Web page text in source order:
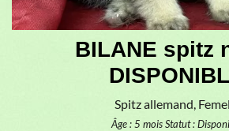
BILANE spitz
Spitz allemand,
Âge : 5 moisStatut :